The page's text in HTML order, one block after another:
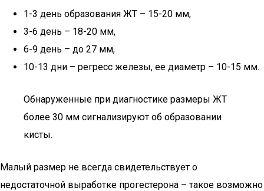
1-3 день образования ЖТ – 15-20 мм,
3-6 день – 18-20 мм,
6-9 день – до 27 мм,
10-13 дни – регресс железы, ее диаметр – 10-15 мм.
Обнаруженные при диагностике размеры ЖТ
более 30 мм сигнализируют об образовании
кисты.
Малый размер не всегда свидетельствует о
недостаточной выработке прогестерона – такое возможно